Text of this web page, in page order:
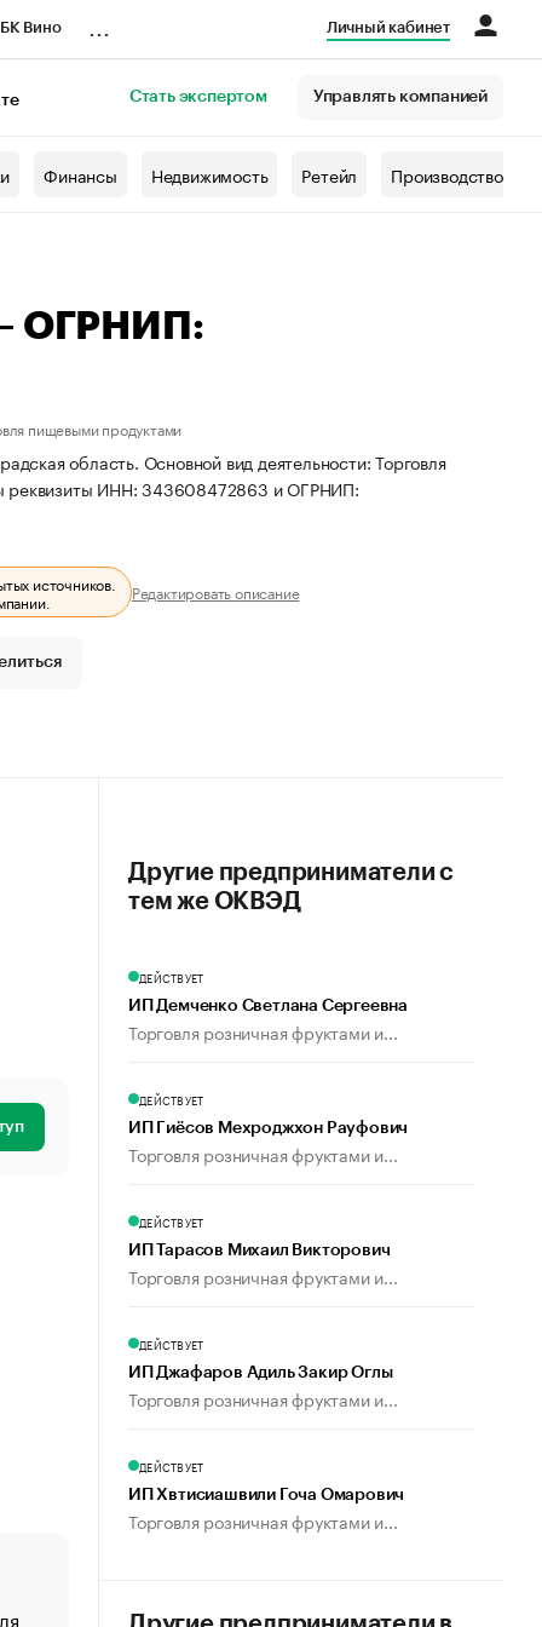
Вино Личный кабинет
Стать экспертом Управлять компанией
Финансы Недвижимость Ретейл Производство
ОГРНИП:
пищевыми продуктами
область. Основной вид деятельности: Торговля
реквизиты ИНН: 343608472863 и ОГРНИП:
источников.
Редактировать описание
«От спорта тело стареет иначе». Как живет глава
Другие предприниматели с
тем же ОКВЭД
ДЕЙСТВУЕТ
ИП Демченко Светлана Сергеевна
Торговля розничная фруктами и...
ДЕЙСТВУЕТ
ИП Гиёсов Мехроджхон Рауфович
Торговля розничная фруктами и...
ДЕЙСТВУЕТ
ИП Тарасов Михаил Викторович
Торговля розничная фруктами и...
ДЕЙСТВУЕТ
ИП Джафаров Адиль Закир Оглы
Торговля розничная фруктами и...
ДЕЙСТВУЕТ
ИП Хвтисиашвили Гоча Омарович
Торговля розничная фруктами и...